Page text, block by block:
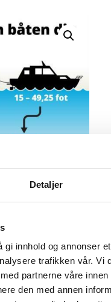
Detaljer
innhold og annonser
trafikken vår. Vi
partnerne våre
den med annen